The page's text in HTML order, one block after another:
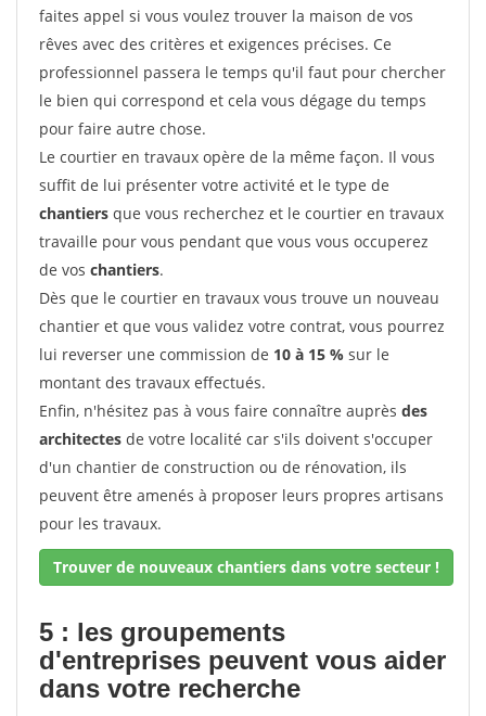
faites appel si vous voulez trouver la maison de vos
rêves avec des critères et exigences précises. Ce
professionnel passera le temps qu'il faut pour chercher
le bien qui correspond et cela vous dégage du temps
pour faire autre chose.
Le courtier en travaux opère de la même façon. Il vous
suffit de lui présenter votre activité et le type de
chantiers que vous recherchez et le courtier en travaux
travaille pour vous pendant que vous vous occuperez
de vos chantiers.
Dès que le courtier en travaux vous trouve un nouveau
chantier et que vous validez votre contrat, vous pourrez
lui reverser une commission de 10 à 15 % sur le
montant des travaux effectués.
Enfin, n'hésitez pas à vous faire connaître auprès des
architectes de votre localité car s'ils doivent s'occuper
d'un chantier de construction ou de rénovation, ils
peuvent être amenés à proposer leurs propres artisans
pour les travaux.
Trouver de nouveaux chantiers dans votre secteur !
5 : les groupements
d'entreprises peuvent vous aider
dans votre recherche